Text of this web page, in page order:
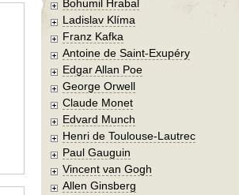
Bohumil Hrabal
Ladislav Klíma
Franz Kafka
Antoine de Saint-Exupéry
Edgar Allan Poe
George Orwell
Claude Monet
Edvard Munch
Henri de Toulouse-Lautrec
Paul Gauguin
Vincent van Gogh
Allen Ginsberg